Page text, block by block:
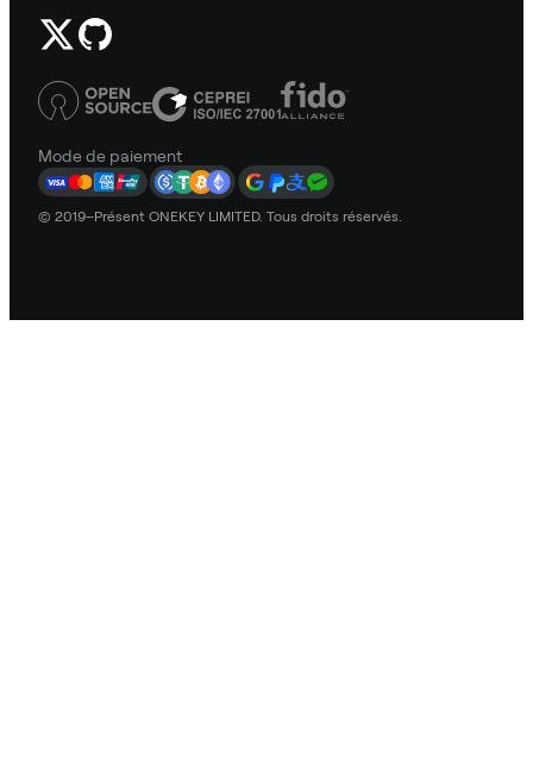
Mode de paiement
© 2019–Présent ONEKEY LIMITED. Tous droits réservés.